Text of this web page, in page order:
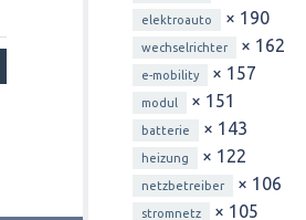
elektroauto × 190
wechselrichter × 162
e-mobility × 157
modul × 151
batterie × 143
heizung × 122
netzbetreiber × 106
stromnetz × 105